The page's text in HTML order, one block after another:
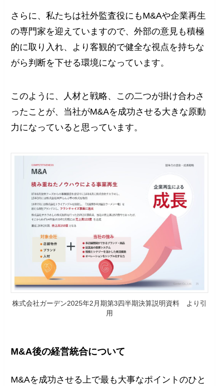
さらに、私たちは社外監査役にもM&Aや企業再生
の専門家を迎えていますので、外部の意見も積極
的に取り入れ、より客観的で健全な視点を持ちな
がら判断を下せる環境になっています。
このように、人材と戦略、この二つが掛け合わさ
ったことが、当社がM&Aを成功させる大きな原動
力になっていると思っています。
株式会社ガーデン2025年2⽉期第3四半期決算説明資料 より引
用
M&A後の経営統合について
M&Aを成功させる上で最も大事なポイントのひと